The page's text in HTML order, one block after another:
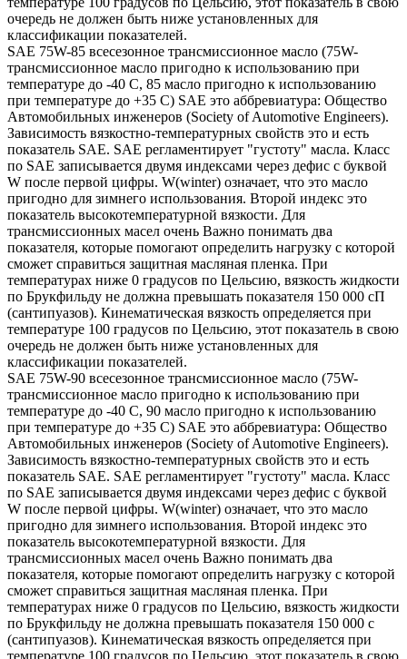
очередь не должен быть ниже установленных для
классификации показателей.
SAE 75W-85 всесезонное трансмиссионное масло (75W-
трансмиссионное масло пригодно к использованию при
температуре до -40 С, 85 масло пригодно к использованию
при температуре до +35 С) SAE это аббревиатура: Общество
Автомобильных инженеров (Society of Automotive Engineers).
Зависимость вязкостно-температурных свойств это и есть
показатель SAE. SAE регламентирует "густоту" масла. Класс
по SAE записывается двумя индексами через дефис с буквой
W после первой цифры. W(winter) означает, что это масло
пригодно для зимнего использования. Второй индекс это
показатель высокотемпературной вязкости. Для
трансмиссионных масел очень Важно понимать два
показателя, которые помогают определить нагрузку с которой
сможет справиться защитная масляная пленка. При
температурах ниже 0 градусов по Цельсию, вязкость жидкости
по Брукфильду не должна превышать показателя 150 000 сП
(сантипуазов). Кинематическая вязкость определяется при
температуре 100 градусов по Цельсию, этот показатель в свою
очередь не должен быть ниже установленных для
классификации показателей.
SAE 75W-90 всесезонное трансмиссионное масло (75W-
трансмиссионное масло пригодно к использованию при
температуре до -40 С, 90 масло пригодно к использованию
при температуре до +35 С) SAE это аббревиатура: Общество
Автомобильных инженеров (Society of Automotive Engineers).
Зависимость вязкостно-температурных свойств это и есть
показатель SAE. SAE регламентирует "густоту" масла. Класс
по SAE записывается двумя индексами через дефис с буквой
W после первой цифры. W(winter) означает, что это масло
пригодно для зимнего использования. Второй индекс это
показатель высокотемпературной вязкости. Для
трансмиссионных масел очень Важно понимать два
показателя, которые помогают определить нагрузку с которой
сможет справиться защитная масляная пленка. При
температурах ниже 0 градусов по Цельсию, вязкость жидкости
по Брукфильду не должна превышать показателя 150 000 с
(сантипуазов). Кинематическая вязкость определяется при